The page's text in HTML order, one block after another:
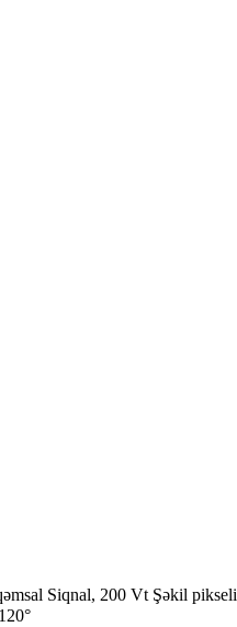
Siqnal, 200 Vt Şəkil pikseli